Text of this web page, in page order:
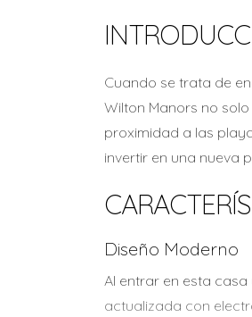
Cuando se trata de
Wilton Manors no
proximidad a las
invertir en una nueva
Diseño Moderno
Al entrar en esta
actualizada con